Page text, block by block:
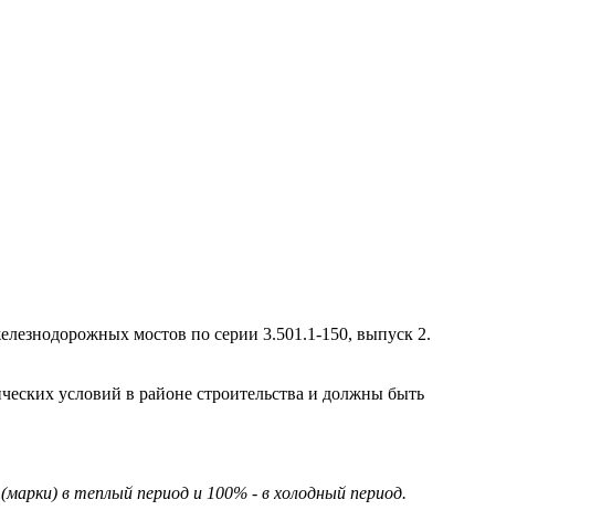
мостов по серии 3.501.1-150, выпуск 2.
условий в районе строительства и должны быть
в теплый период и 100% - в холодный период.